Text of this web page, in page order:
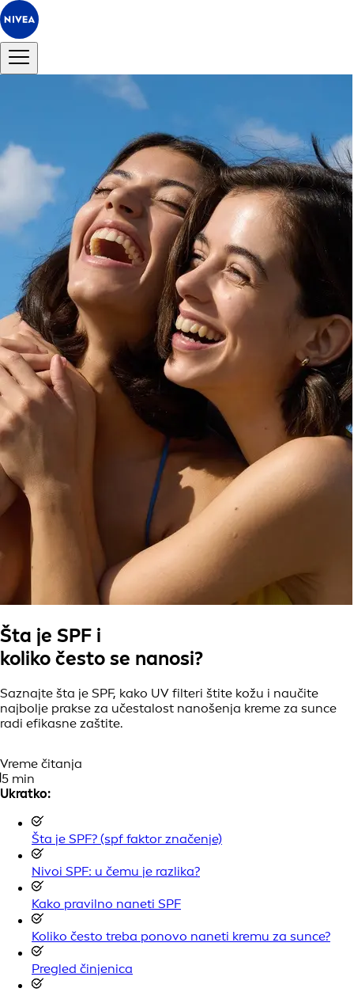
Šta je SPF i
koliko često se nanosi?
Saznajte šta je SPF, kako UV filteri štite kožu i naučite
najbolje prakse za učestalost nanošenja kreme za sunce
radi efikasne zaštite.
Vreme čitanja
5 min
Ukratko:
Šta je SPF? (spf faktor značenje)
Nivoi SPF: u čemu je razlika?
Kako pravilno naneti SPF
Koliko često treba ponovo naneti kremu za sunce?
Pregled činjenica